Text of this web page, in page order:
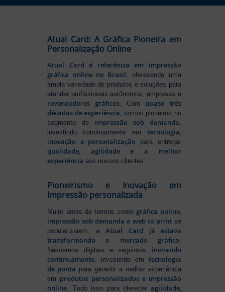
Atual Card: A Gráfica Pioneira em
Personalização Online
Atual Card é referência em impressão
gráfica online no Brasil, oferecendo uma
ampla variedade de produtos e soluções para
atender profissionais autônomos, empresas e
revendedores gráficos. Comquase três
décadas de experiência, somos pioneiros no
segmento de impressão sob demanda,
investindo continuamente em tecnologia,
inovação e personalização para entregar
qualidade, agilidade e a melhor
experiência aos nossos clientes.
Pioneirismo e Inovação em
Impressão personalizada
Muito antes de termos como gráfica online,
impressão sob demanda e web to printse
popularizarem, aAtual Card já estava
transformando o mercado gráfico.
Nascemos digitais e seguimos inovando
continuamente, investindo em tecnologia
de ponta para garantir a melhor experiência
em produtos personalizados e impressão
online. Tudo isso para oferecer agilidade,